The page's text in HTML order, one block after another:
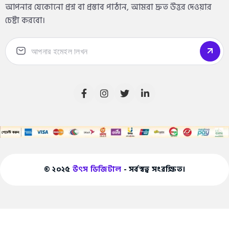
আপনার যেকোনো প্রশ্ন বা প্রস্তাব পাঠান, আমরা দ্রুত উত্তর দেওয়ার
চেষ্টা করবো।
© ২০২৫ উৎস ডিজিটাল - সর্বস্বত্ব সংরক্ষিত।